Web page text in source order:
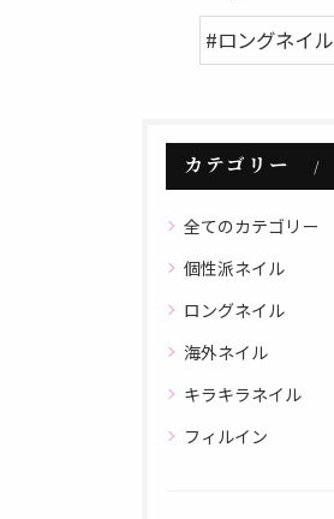
#ロングネイル
カテゴリー
全てのカテゴリー
個性派ネイル
ロングネイル
海外ネイル
キラキラネイル
フィルイン